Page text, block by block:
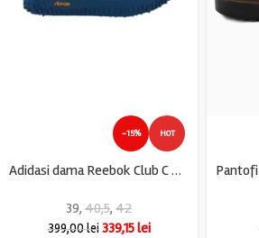
-15% HOT
Adidasi dama Reebok Club C Vibram, piele, imitatie de piele, albastru
39, 40,5, 42
399,00lei 339,15lei